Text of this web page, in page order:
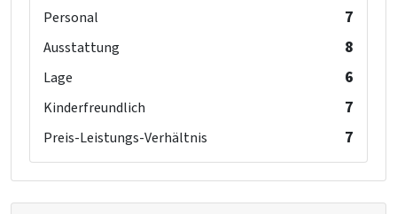
Personal 7
Ausstattung 8
Lage 6
Kinderfreundlich 7
Preis-Leistungs-Verhältnis 7